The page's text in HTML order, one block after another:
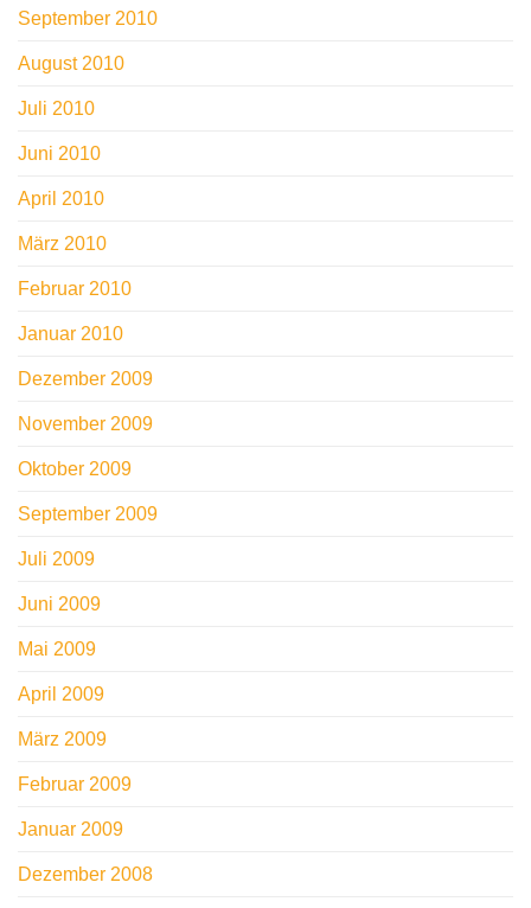
September 2010
August 2010
Juli 2010
Juni 2010
April 2010
März 2010
Februar 2010
Januar 2010
Dezember 2009
November 2009
Oktober 2009
September 2009
Juli 2009
Juni 2009
Mai 2009
April 2009
März 2009
Februar 2009
Januar 2009
Dezember 2008